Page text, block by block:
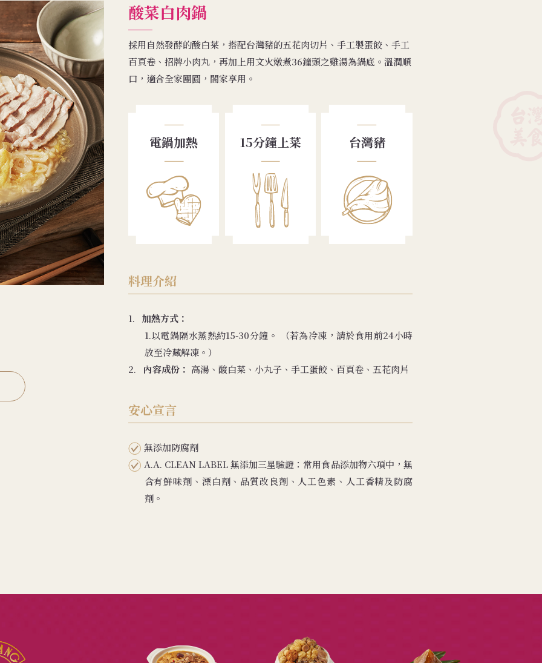
酸菜白肉鍋
採用自然發酵的酸白菜，搭配台灣豬的五花肉切片、手工製蛋餃、手工
百頁卷、招牌小肉丸，再加上用文火燉煮36鐘頭之雞湯為鍋底。溫潤順
口，適合全家團圓，閤家享用。
電鍋加熱 15分鐘上菜 台灣豬
料理介紹
1. 加熱方式：
1.以電鍋隔水蒸熱約15-30分鐘。 （若為冷凍，請於食用前24小時
放至冷藏解凍。）
2. 內容成份： 高湯、酸白菜、小丸子、手工蛋餃、百頁卷、五花肉片
安心宣言
無添加防腐劑
A.A. CLEAN LABEL 無添加三星驗證：常用食品添加物六項中，無
含有鮮味劑、漂白劑、品質改良劑、人工色素、人工香精及防腐
劑。